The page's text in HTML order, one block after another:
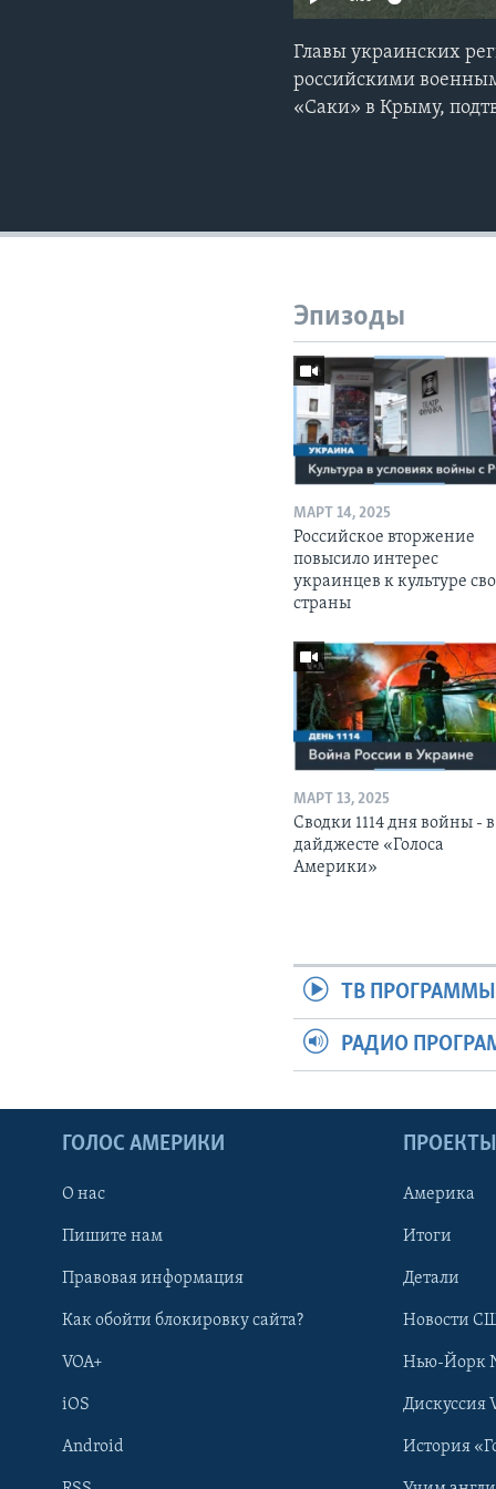
Главы украинских
российскими
«Саки» в Крыму,
Эпизоды
МАРТ 14, 2025
Российское вторжение
повысило интерес
украинцев к культуре
страны
МАРТ 13, 2025
Сводки 1114 дня войны - в
дайджесте «Голоса
Америки»
ТВ ПРОГРАММЫ
РАДИО
ГОЛОС АМЕРИКИ
О нас
Пишите нам
Правовая информация
Как обойти блокировку сайта?
VOA+
iOS
Android
ПРОЕКТЫ
Америка
Итоги
Детали
Новости
Нью-Йорк
Дискуссия
История